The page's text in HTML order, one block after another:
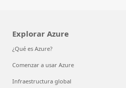
Explorar Azure
¿Qué es Azure?
Comenzar a usar Azure
Infraestructura global